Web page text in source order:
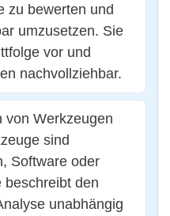
zu bewerten und
umzusetzen. Sie
vor und
nachvollziehbar.
von Werkzeugen
sind
Software oder
beschreibt den
unabhängig